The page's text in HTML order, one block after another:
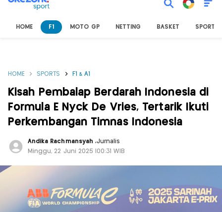
HOME F1 MOTO GP NETTING BASKET SPORT
HOME SPORTS F1 & A1
Kisah Pembalap Berdarah Indonesia di
Formula E Nyck De Vries, Tertarik Ikuti
Perkembangan Timnas Indonesia
Andika Rachmansyah ,Jurnalis
Minggu, 22 Juni 2025 |00:31 WIB